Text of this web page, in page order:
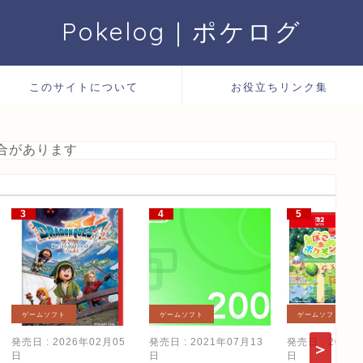
Pokelog｜ポケログ
このサイトについて お役立ちリンク集
があります
ゲームソフト
発売日 : 2026年02月05
日
ゲームソフト
発売日 : 2021年07月13
日
ゲームソフト
発売日 : 2026
日